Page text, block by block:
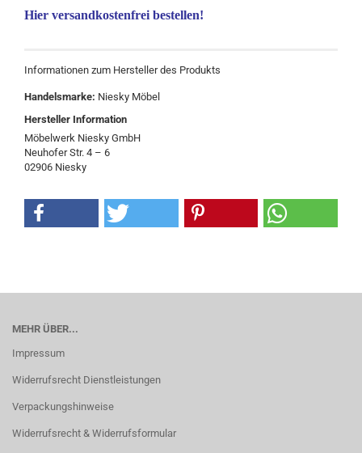
Hier versandkostenfrei bestellen!
Informationen zum Hersteller des Produkts
Handelsmarke: Niesky Möbel
Hersteller Information
Möbelwerk Niesky GmbH
Neuhofer Str. 4 – 6
02906 Niesky
MEHR ÜBER...
Impressum
Widerrufsrecht Dienstleistungen
Verpackungshinweise
Widerrufsrecht & Widerrufsformular